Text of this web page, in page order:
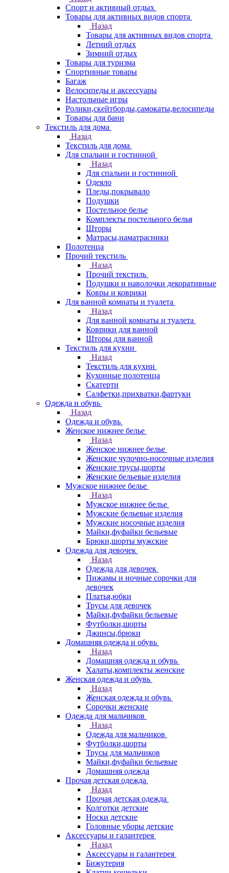
Спорт и активный отдых
Товары для активных видов спорта
Назад
Товары для активных видов спорта
Летний отдых
Зимний отдых
Товары для туризма
Спортивные товары
Багаж
Велосипеды и аксессуары
Настольные игры
Ролики,скейтборды,самокаты,велосипеды
Товары для бани
Текстиль для дома
Назад
Текстиль для дома
Для спальни и гостинной
Назад
Для спальни и гостинной
Одеяло
Пледы,покрывало
Подушки
Постельное белье
Комплекты постельного белья
Шторы
Матрасы,наматрасники
Полотенца
Прочий текстиль
Назад
Прочий текстиль
Подушки и наволочки декоративные
Ковры и коврики
Для ванной комнаты и туалета
Назад
Для ванной комнаты и туалета
Коврики для ванной
Шторы для ванной
Текстиль для кухни
Назад
Текстиль для кухни
Кухонные полотенца
Скатерти
Салфетки,прихватки,фартуки
Одежда и обувь
Назад
Одежда и обувь
Женское нижнее белье
Назад
Женское нижнее белье
Женские чулочно-носочные изделия
Женские трусы,шорты
Женские бельевые изделия
Мужское нижнее белье
Назад
Мужское нижнее белье
Мужские бельевые изделия
Мужские носочные изделия
Майки,фуфайки бельевые
Брюки,шорты мужские
Одежда для девочек
Назад
Одежда для девочек
Пижамы и ночные сорочки для
девочек
Платья,юбки
Трусы для девочек
Майки,фуфайки бельевые
Футболки,шорты
Джинсы,брюки
Домашняя одежда и обувь
Назад
Домашняя одежда и обувь
Халаты,комплекты женские
Женская одежда и обувь
Назад
Женская одежда и обувь
Сорочки женские
Одежда для мальчиков
Назад
Одежда для мальчиков
Футболки,шорты
Трусы для мальчиков
Майки,фуфайки бельевые
Домашняя одежда
Прочая детская одежда
Назад
Прочая детская одежда
Колготки детские
Носки детские
Головные уборы детские
Аксессуары и галантерея
Назад
Аксессуары и галантерея
Бижутерия